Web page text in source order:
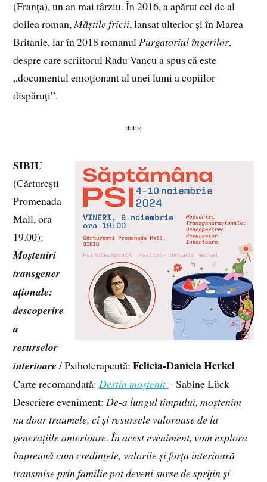
(Franța), un an mai târziu. În 2016, a apărut cel de al
doilea roman,Măștile fricii, lansat ulterior și în Marea
Britanie, iar în 2018 romanulPurgatoriul îngerilor,
despre care scriitorul Radu Vancu a spus că este
„documentul emoționant al unei lumi a copiilor
dispăruți”.
***
SIBIU
(Cărturești
Promenada
Mall, ora
19.00):
Moșteniri
transgener
aționale:
descoperire
a
resurselor
interioare / Psihoterapeută:Felicia-Daniela Herkel
Carte recomandată:Destin moștenit– Sabine Lück
Descriere eveniment:De-a lungul timpului, moștenim
nu doar traumele, ci și resursele valoroase de la
generațiile anterioare. În acest eveniment, vom explora
împreună cum credințele, valorile și forța interioară
transmise prin familie pot deveni surse de sprijin și